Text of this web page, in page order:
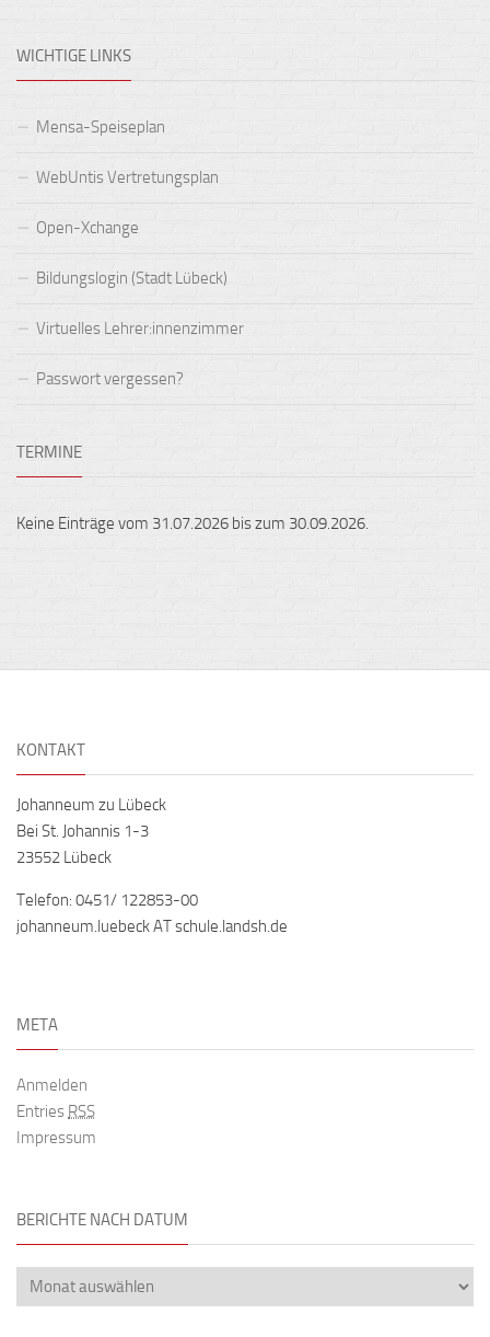
WICHTIGE LINKS
Mensa-Speiseplan
WebUntis Vertretungsplan
Open-Xchange
Bildungslogin (Stadt Lübeck)
Virtuelles Lehrer:innenzimmer
Passwort vergessen?
TERMINE
Keine Einträge vom 31.07.2026 bis zum 30.09.2026.
KONTAKT
Johanneum zu Lübeck
Bei St. Johannis 1-3
23552 Lübeck
Telefon: 0451/ 122853-00
johanneum.luebeck AT schule.landsh.de
META
Anmelden
Entries RSS
Impressum
BERICHTE NACH DATUM